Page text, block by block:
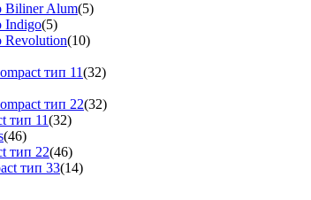
Biliner Alum(5)
Indigo(5)
(10)
тип 11(32)
тип 22(32)
тип 11(32)
(46)
тип 22(46)
тип 33(14)